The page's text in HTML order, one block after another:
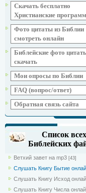
Скачать бесплатно
Христианские
Фото цитаты из Библии
смотреть онлайн
Библейские фото
скачать
Мои опросы по Библии
FAQ (вопрос/ответ)
Обратная связь сайта
Список всех
Библейских
Ветхий завет на mp3 [43]
Слушать Книгу Бытие
Слушать Книгу Исход
Слушать Книгу Числа